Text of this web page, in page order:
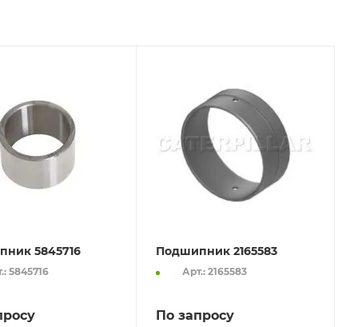
5845716
5845716
Подшипник 2165583
Арт.: 2165583
По запросу